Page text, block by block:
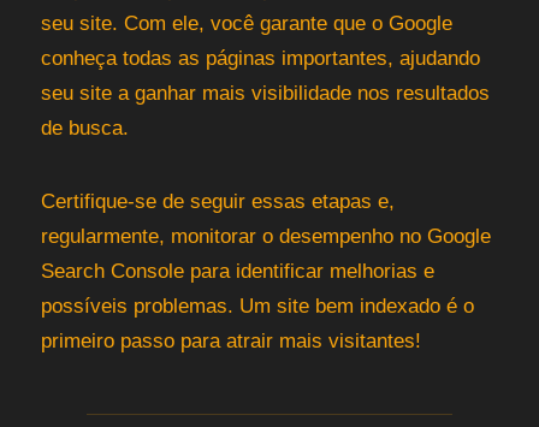
seu site. Com ele, você garante que o Google
conheça todas as páginas importantes, ajudando
seu site a ganhar mais visibilidade nos resultados
de busca.
Certifique-se de seguir essas etapas e,
regularmente, monitorar o desempenho no Google
Search Console para identificar melhorias e
possíveis problemas. Um site bem indexado é o
primeiro passo para atrair mais visitantes!